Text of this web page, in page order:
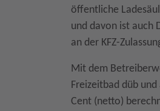
öffentliche
und davon ist auch
an der KFZ-
Mit dem
Freizeitbad düb
Cent (netto)